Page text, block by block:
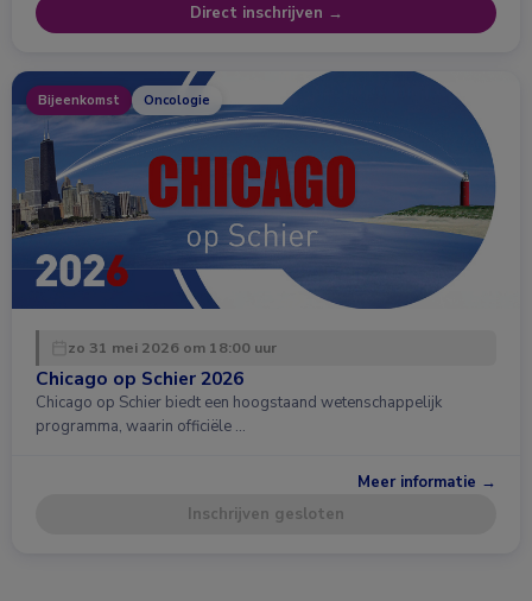
Direct inschrijven →
Bijeenkomst Oncologie
zo 31 mei 2026 om 18:00 uur
Chicago op Schier 2026
Chicago op Schier biedt een hoogstaand wetenschappelijk
programma, waarin officiële …
Meer informatie →
Inschrijven gesloten